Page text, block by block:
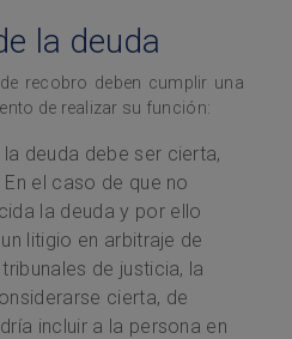
la deuda
recobro deben cumplir una
de realizar su función:
deuda debe ser cierta,
el caso de que no
la deuda y por ello
litigio en arbitraje de
de justicia, la
cierta, de
incluir a la persona en